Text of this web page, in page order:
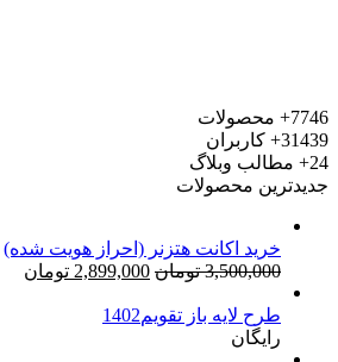
7746+
محصولات
31439+
کاربران
24+
مطالب وبلاگ
جدیدترین محصولات
خرید اکانت هتزنر (احراز هویت شده)
3,500,000 تومان قیمت
2,899,000 تومان
طرح لایه باز تقویم1402
رایگان